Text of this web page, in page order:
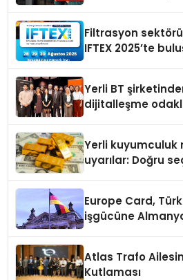
Filtrasyon
IFTEX 2025’te
Yerli BT
dijitalleşme
Yerli kuyumculuk
uyarılar: Doğru
Europe Card,
işgücüne
Atlas Trafo
Kutlaması